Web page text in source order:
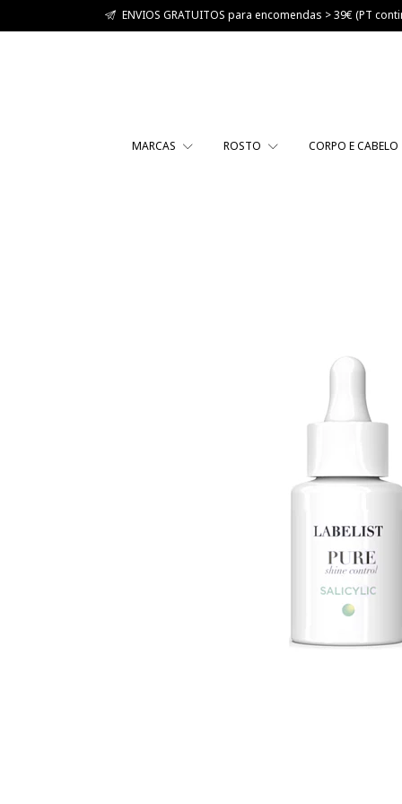
ENVIOS GRATUITOS para encomendas > 39€ (PT
MARCAS ROSTO CORPO E CABELO